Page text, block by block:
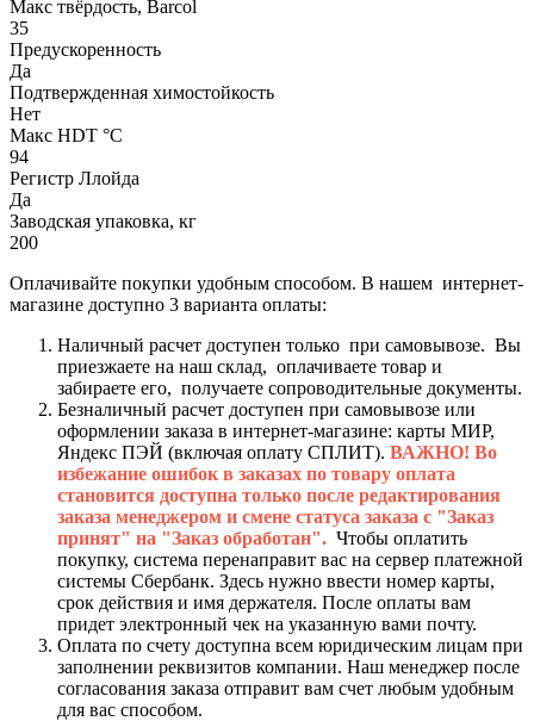
Макс твёрдость, Barcol
35
Предускоренность
Да
Подтвержденная химостойкость
Нет
Макс HDT °С
94
Регистр Ллойда
Да
Заводская упаковка, кг
200
Оплачивайте покупки удобным способом. В нашем интернет-
магазине доступно 3 варианта оплаты:
Наличный расчет доступен только при самовывозе. Вы
приезжаете на наш склад, оплачиваете товар и
забираете его, получаете сопроводительные документы.
Безналичный расчет доступен при самовывозе или
оформлении заказа в интернет-магазине: карты МИР,
Яндекс ПЭЙ (включая оплату СПЛИТ). ВАЖНО! Во
избежание ошибок в заказах по товару оплата
становится доступна только после редактирования
заказа менеджером и смене статуса заказа с "Заказ
принят" на "Заказ обработан". Чтобы оплатить
покупку, система перенаправит вас на сервер платежной
системы Сбербанк. Здесь нужно ввести номер карты,
срок действия и имя держателя. После оплаты вам
придет электронный чек на указанную вами почту.
Оплата по счету доступна всем юридическим лицам при
заполнении реквизитов компании. Наш менеджер после
согласования заказа отправит вам счет любым удобным
для вас способом.